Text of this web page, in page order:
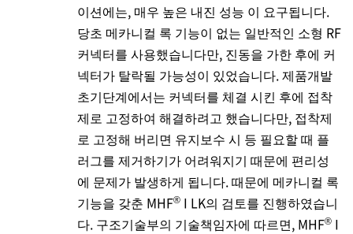
이션에는, 매우 높은 내진 성능 이 요구됩니다.
당초 메카니컬 록 기능이 없는 일반적인 소형 RF
커넥터를 사용했습니다만, 진동을 가한 후에 커
넥터가 탈락될 가능성이 있었습니다. 제품개발
초기단계에서는 커넥터를 체결 시킨 후에 접착
제로 고정하여 해결하려고 했습니다만, 접착제
로 고정해 버리면 유지보수 시 등 필요할 때 플
러그를 제거하기가 어려워지기 때문에 편리성
에 문제가 발생하게 됩니다. 때문에 메카니컬 록
기능을 갖춘 MHF® I LK의 검토를 진행하였습니
다. 구조기술부의 기술책임자에 따르면, MHF® I